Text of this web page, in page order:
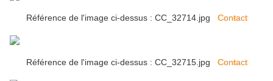
Référence de l'image ci-dessus : CC_32714.jpg Contact
Référence de l'image ci-dessus : CC_32715.jpg Contact